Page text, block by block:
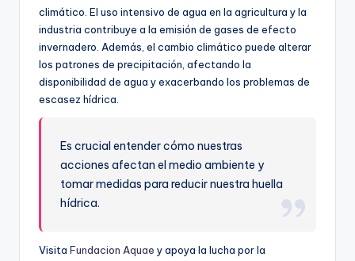
climático. El uso intensivo de agua en la agricultura y la
industria contribuye a la emisión de gases de efecto
invernadero. Además, el cambio climático puede alterar
los patrones de precipitación, afectando la
disponibilidad de agua y exacerbando los problemas de
escasez hídrica.
Es crucial entender cómo nuestras
acciones afectan el medio ambiente y
tomar medidas para reducir nuestra huella
hídrica.
Visita Fundacion Aquae y apoya la lucha por la